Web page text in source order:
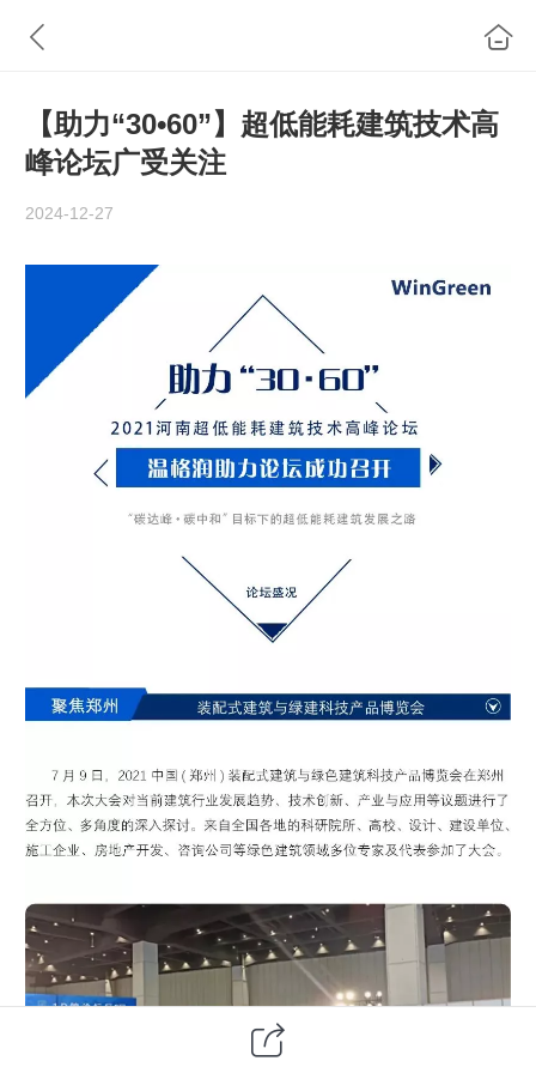
【助力“30•60”】超低能耗建筑技术高
峰论坛广受关注
2024-12-27